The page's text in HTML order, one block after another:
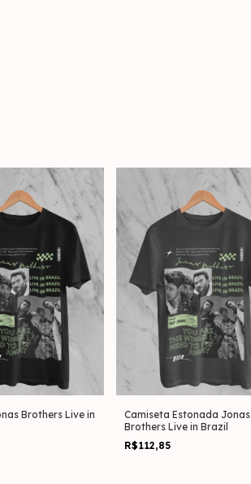
Brothers Live in
Camiseta Estonada Jonas
Brothers Live in Brazil
R$112,85